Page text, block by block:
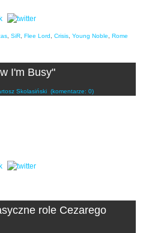
, SiR, Flee Lord , Crisis, Young Noble, Rome
I'm Busy"
Skolasiński (komentarze: 0)
role Cezarego